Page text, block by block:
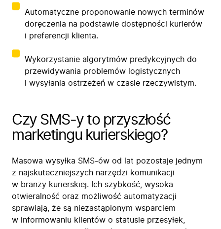
Automatyczne proponowanie nowych terminów
doręczenia na podstawie dostępności kurierów
i preferencji klienta.
Wykorzystanie algorytmów predykcyjnych do
przewidywania problemów logistycznych
i wysyłania ostrzeżeń w czasie rzeczywistym.
Czy SMS-y to przyszłość
marketingu kurierskiego?
Masowa wysyłka SMS-ów od lat pozostaje jednym
z najskuteczniejszych narzędzi komunikacji
w branży kurierskiej. Ich szybkość, wysoka
otwieralność oraz możliwość automatyzacji
sprawiają, że są niezastąpionym wsparciem
w informowaniu klientów o statusie przesyłek,